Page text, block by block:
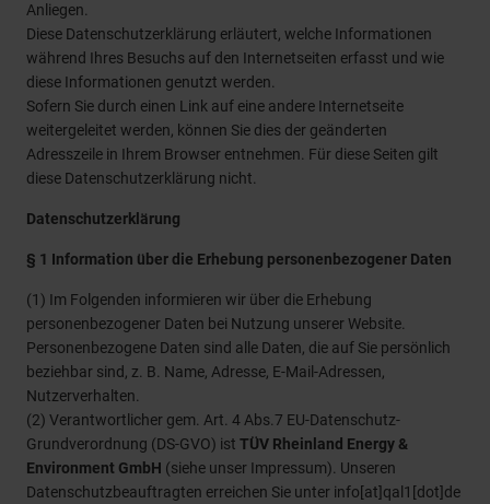
Anliegen.
Diese Datenschutzerklärung erläutert, welche Informationen
während Ihres Besuchs auf den Internetseiten erfasst und wie
diese Informationen genutzt werden.
Sofern Sie durch einen Link auf eine andere Internetseite
weitergeleitet werden, können Sie dies der geänderten
Adresszeile in Ihrem Browser entnehmen. Für diese Seiten gilt
diese Datenschutzerklärung nicht.
Datenschutzerklärung
§ 1 Information über die Erhebung personenbezogener Daten
(1) Im Folgenden informieren wir über die Erhebung
personenbezogener Daten bei Nutzung unserer Website.
Personenbezogene Daten sind alle Daten, die auf Sie persönlich
beziehbar sind, z. B. Name, Adresse, E-Mail-Adressen,
Nutzerverhalten.
(2) Verantwortlicher gem. Art. 4 Abs.7 EU-Datenschutz-
Grundverordnung (DS-GVO) ist TÜV Rheinland Energy &
Environment GmbH (siehe unser Impressum). Unseren
Datenschutzbeauftragten erreichen Sie unter info[at]qal1[dot]de